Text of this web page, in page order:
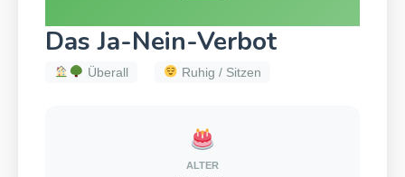
Das Ja-Nein-Verbot
Überall Ruhig / Sitzen
ALTER